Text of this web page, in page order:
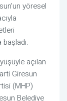
yöresel
açılan
Giresun
(MHP)
Belediye